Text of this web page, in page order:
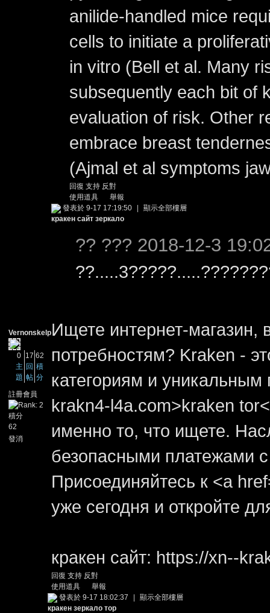
anilide-handled mice
cells to initiate a
in vitro (Bell et al. Many
subsequently each bit of
evaluation of risk. Other
embrace breast
(Ajmal et al symptoms
回復 支持 反對
使用道具
舉報
Vernonskelp
0
主
題
17
回
帖
62
積
分
註冊會員
積分
62
發消
發表於 9-17 17:19:50
顯示全部樓層
кракен сайт зеркало
?? ??? 2018-12-3
Ищете интернет-магазин,
потребностям? Kraken -
категориям и
krakn4-l4a.com>kraken
именно то, что ищете.
безопасными платежами
Присоединяйтесь к <a
уже сегодня и откройте
кракен сайт: https://xn--
回復 支持 反對
使用道具
舉報
發表於 9-17 18:02:37
顯示全部樓層
кракен зеркало тор